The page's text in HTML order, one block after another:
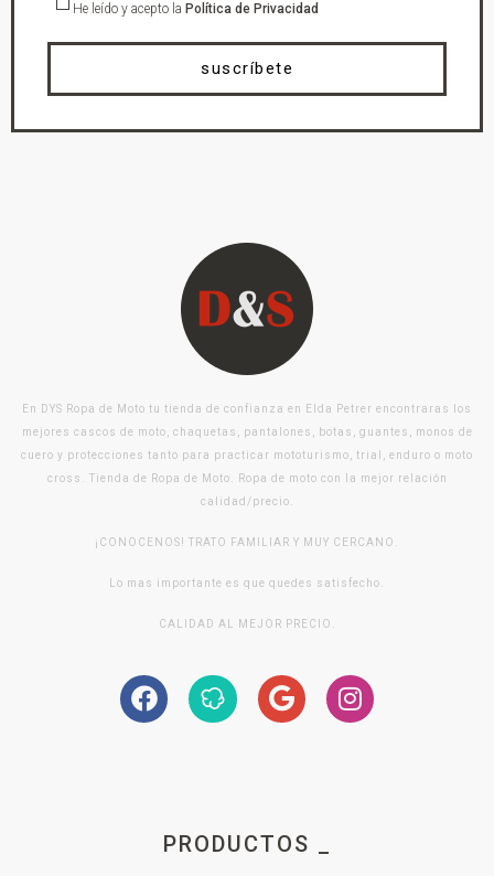
He leído y acepto la Política de Privacidad
suscríbete
En DYS Ropa de Moto tu tienda de confianza en Elda Petrer encontraras los
mejores cascos de moto, chaquetas, pantalones, botas, guantes, monos de
cuero y protecciones tanto para practicar mototurismo, trial, enduro o moto
cross. Tienda de Ropa de Moto. Ropa de moto con la mejor relación
calidad/precio.
¡CONOCENOS! TRATO FAMILIAR Y MUY CERCANO.
Lo mas importante es que quedes satisfecho.
CALIDAD AL MEJOR PRECIO.
PRODUCTOS _